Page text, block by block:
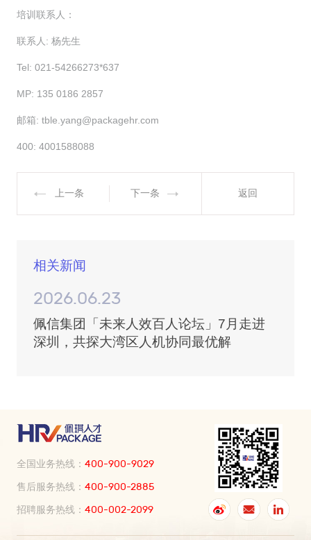
培训联系人：
联系人: 杨先生
Tel: 021-54266273*637
MP: 135 0186 2857
邮箱: tble.yang@packagehr.com
400: 4001588088
上一条 下一条 返回
相关新闻
2026.06.23
佩信集团「未来人效百人论坛」7月走进
深圳，共探大湾区人机协同最优解
全国业务热线： 400-900-9029
售后服务热线： 400-900-2885
招聘服务热线： 400-002-2099